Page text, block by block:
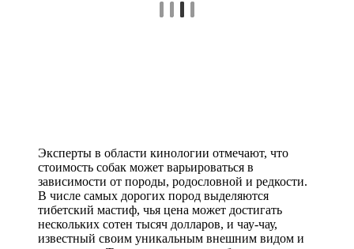
Эксперты в области кинологии отмечают, что
стоимость собак может варьироваться в
зависимости от породы, родословной и редкости.
В числе самых дорогих пород выделяются
тибетский мастиф, чья цена может достигать
нескольких сотен тысяч долларов, и чау-чау,
известный своим уникальным внешним видом и